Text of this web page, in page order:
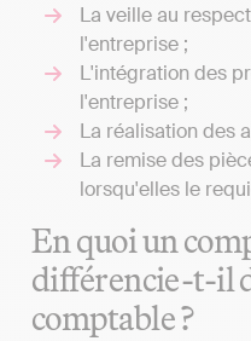
La veille au
l'entreprise ;
L'intégration des
l'entreprise ;
La réalisation des
La remise des
lorsqu'elles le
En quoi un
différencie-t-il
comptable ?